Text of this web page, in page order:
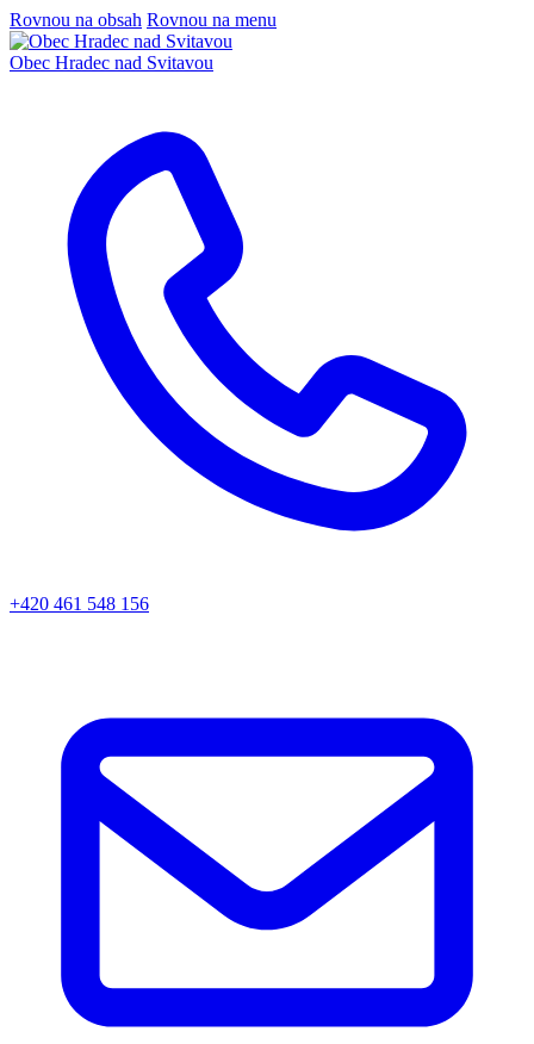
Rovnou na obsah Rovnou na menu
Obec Hradec nad Svitavou
+420 461 548 156